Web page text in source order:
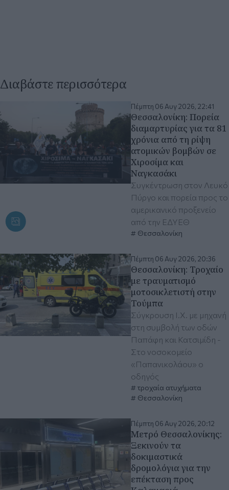
Διαβάστε περισσότερα
Πέμπτη 06 Αυγ 2026, 22:41
Θεσσαλονίκη: Πορεία
διαμαρτυρίας για τα 81
χρόνια από τη ρίψη
ατομικών βομβών σε
Χιροσίμα και
Ναγκασάκι
Συγκέντρωση στον Λευκό
Πύργο και πορεία προς το
αμερικανικό προξενείο
από την ΕΔΥΕΘ
Θεσσαλονίκη
Πέμπτη 06 Αυγ 2026, 20:36
Θεσσαλονίκη: Τροχαίο
με τραυματισμό
μοτοσικλετιστή στην
Τούμπα
Σύγκρουση Ι.Χ. με μηχανή
στη συμβολή των οδών
Παπάφη και Κατσιμίδη -
Στο νοσοκομείο
«Παπανικολάου» ο
οδηγός
τροχαία ατυχήματα
Θεσσαλονίκη
Πέμπτη 06 Αυγ 2026, 20:12
Μετρό Θεσσαλονίκης:
Ξεκινούν τα
δοκιμαστικά
δρομολόγια για την
επέκταση προς